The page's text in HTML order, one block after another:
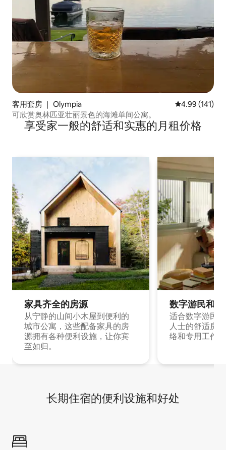
客用套房 ｜ Olympia 平均评分 4.99
4.99 (141)
可欣赏奥林匹亚壮丽景色的海滩单间公寓。
享受家一般的舒适和实惠的月租价格
家具齐全的房源
从宁静的山间小木屋到便利的
城市公寓，这些配备家具的房
源拥有各种便利设施，让你宾
至如归。
数字游民和
适合数字游民
人士的舒适房
络和专用工作
长期住宿的便利设施和好处